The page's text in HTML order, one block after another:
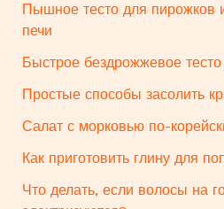
Пышное тесто для пирожков
печи
Быстрое бездрожжевое
Простые способы засолить
Салат с морковью по-
Как приготовить глину для
Что делать, если волосы на